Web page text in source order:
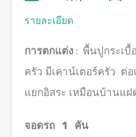
รายละเอียด
การตกแต่ง : พื้นปูกระเบื้
ครัว มีเคาน์เตอร์ครัว ต่
แยกอิสระ เหมือนบ้านแ
จอดรถ 1 คัน